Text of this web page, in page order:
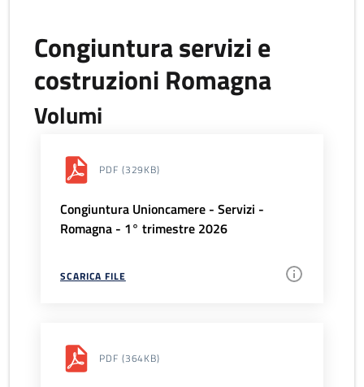
Congiuntura servizi e
costruzioni Romagna
Volumi
PDF (329KB)
Congiuntura Unioncamere - Servizi -
Romagna - 1° trimestre 2026
SCARICA FILE
PDF (364KB)